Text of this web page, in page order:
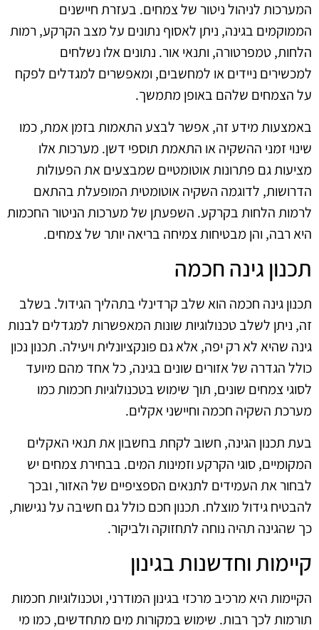
המערכות לניהול ניטור של צמחים. בעזרת חיישנים
הממוקמים בגינה, ניתן לאסוף נתונים על מצב הקרקע, רמות
הלחות, טמפרטורה, ותנאי אור. נתונים אלו נשלחים
למכשירים ניידים או למחשבים, ומאפשרים למגדלים לפקח
על הצמחים שלהם באופן מתמשך.
באמצעות מידע זה, אפשר לבצע התאמות בזמן אמת, כמו
שינוי זמני ההשקיה או התאמת תוספי דשן. מערכות אלו
מציעות גם פתרונות אוטומטיים שמבצעים את הפעולות
הדרושות, לדוגמה השקיה אוטומטית המופעלת בהתאם
לרמות הלחות בקרקע. השפעתן של מערכות הניטור החכמות
היא רבה, והן מבטיחות צמיחה בריאה יותר של צמחים.
תכנון גינה חכמה
תכנון גינה חכמה הוא שלב קרדינלי בתהליך הגידול. בשלב
זה, ניתן לשלב טכנולוגיות שונות המאפשרות למגדלים לבנות
גינה שהיא לא רק יפה, אלא גם פונקציונלית ויעילה. תכנון נכון
כולל הגדרה של אזורים שונים בגינה, כל אחד מהם מיועד
לסוגי צמחים שונים, תוך שימוש בטכנולוגיות חכמות כמו
מערכת השקיה חכמה וחיישני אקלים.
בעת תכנון הגינה, חשוב לקחת בחשבון את תנאי האקלים
המקומיים, סוגי הקרקע וזמינות המים. בבחירת צמחים יש
לבחור את העמידים לתנאים הספציפיים של האזור, ובכך
להבטיח גידול מוצלח. תכנון חכם כולל גם חשיבה על נגישות,
כך שהגינה תהיה נוחה לתחזוקה ולביקור.
קיימות וחדשנות בגינון
הקיימות היא מרכיב מרכזי בגינון המודרני, וטכנולוגיות חכמות
תורמות לכך רבות. שימוש במקורות מים מתחדשים, כמו מי